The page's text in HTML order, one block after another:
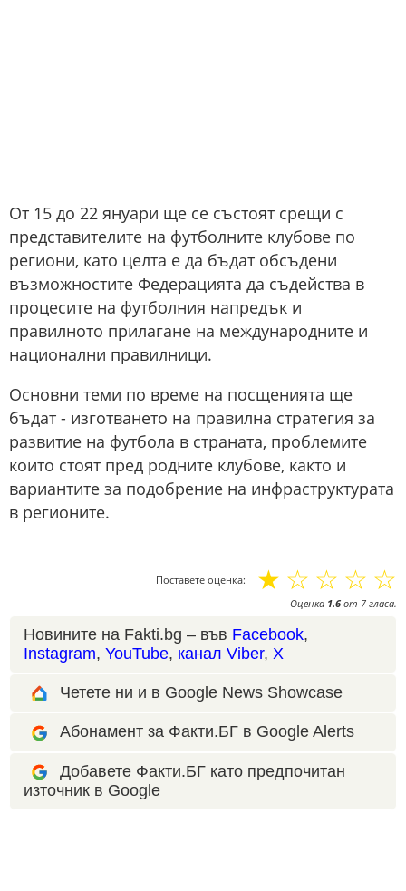
От 15 до 22 януари ще се състоят срещи с
представителите на футболните клубове по
региони, като целта е да бъдат обсъдени
възможностите Федерацията да съдейства в
процесите на футболния напредък и
правилното прилагане на международните и
национални правилници.
Основни теми по време на посщенията ще
бъдат - изготването на правилна стратегия за
развитие на футбола в страната, проблемите
които стоят пред родните клубове, както и
вариантите за подобрение на инфраструктурата
в регионите.
Поставете оценка: ☆
☆
☆
☆
☆
Оценка 1.6 от 7 гласа.
Новините на Fakti.bg – във Facebook,
Instagram, YouTube, канал Viber, X
Четете ни и в Google News Showcase
Абонамент за Факти.БГ в Google Alerts
Добавете Факти.БГ като предпочитан
източник в Google